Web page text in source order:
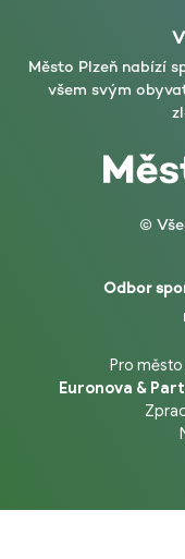
Město Plzeň nabízí
všem svým
©
Odbor
Pro město
Euronova &